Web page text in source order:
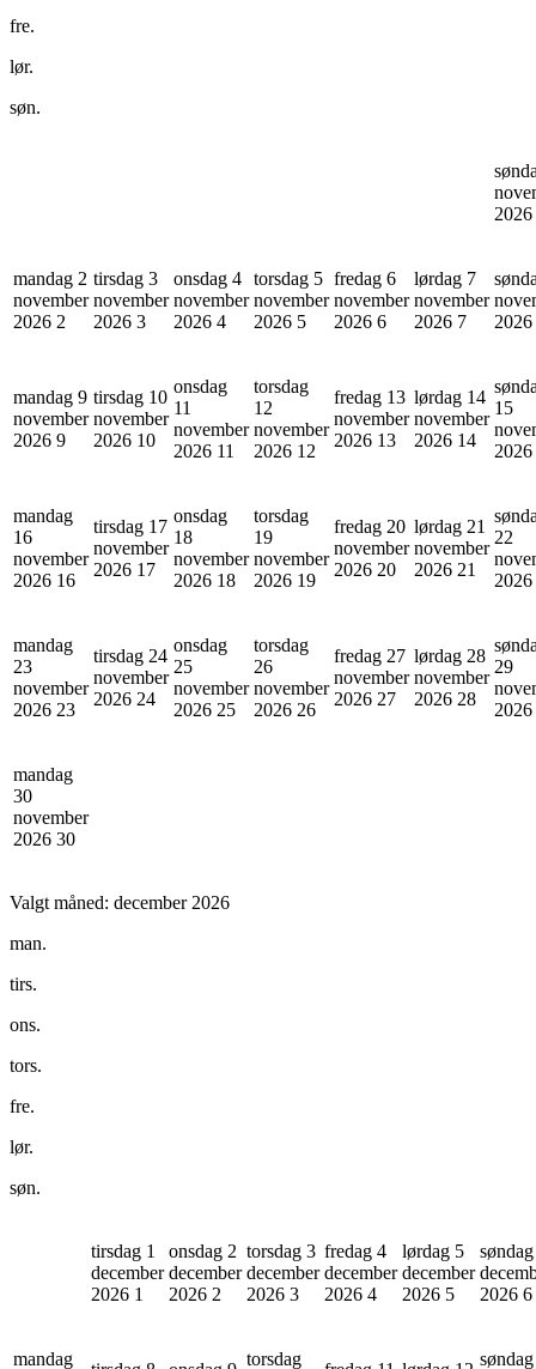
fre.
lør.
søn.
2026
mandag 2
november
2026 2
tirsdag 3
november
2026 3
onsdag 4
november
2026 4
torsdag 5
november
2026 5
fredag 6
november
2026 6
lørdag 7
november
2026 7
2026
mandag 9
november
2026 9
tirsdag 10
november
2026 10
onsdag
11
november
2026 11
torsdag
12
november
2026 12
fredag 13
november
2026 13
lørdag 14
november
2026 14
15
2026
mandag
16
november
2026 16
tirsdag 17
november
2026 17
onsdag
18
november
2026 18
torsdag
19
november
2026 19
fredag 20
november
2026 20
lørdag 21
november
2026 21
22
2026
mandag
23
november
2026 23
tirsdag 24
november
2026 24
onsdag
25
november
2026 25
torsdag
26
november
2026 26
fredag 27
november
2026 27
lørdag 28
november
2026 28
29
2026
mandag
30
november
2026 30
Valgt måned: december 2026
man.
tirs.
ons.
tors.
fre.
lør.
søn.
tirsdag 1
december
2026 1
onsdag 2
december
2026 2
torsdag 3
december
2026 3
fredag 4
december
2026 4
lørdag 5
december
2026 5
2026 6
mandag torsdag søndag